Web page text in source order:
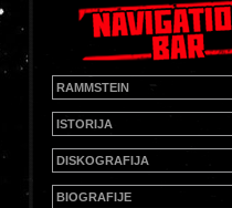
RAMMSTEIN
ISTORIJA
DISKOGRAFIJA
BIOGRAFIJE